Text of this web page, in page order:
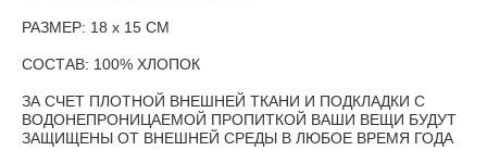
РАЗМЕР: 18 х 15 СМ
СОСТАВ: 100% ХЛОПОК
ЗА СЧЕТ ПЛОТНОЙ ВНЕШНЕЙ ТКАНИ И ПОДКЛАДКИ С
ВОДОНЕПРОНИЦАЕМОЙ ПРОПИТКОЙ ВАШИ ВЕЩИ БУДУТ
ЗАЩИЩЕНЫ ОТ ВНЕШНЕЙ СРЕДЫ В ЛЮБОЕ ВРЕМЯ ГОДА